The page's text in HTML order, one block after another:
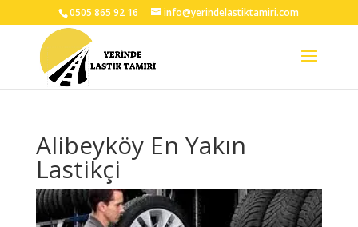
0505 865 92 16 info@yerindelastiktamiri.com
Alibeyköy En Yakın
Lastikçi